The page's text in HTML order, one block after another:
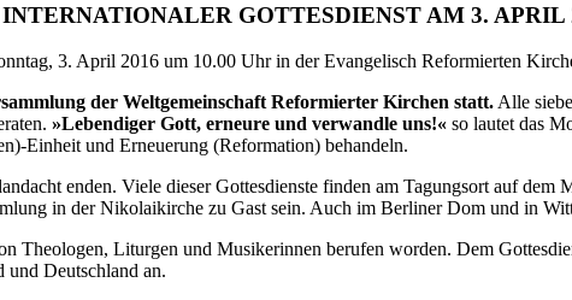
INTERNATIONALER GOTTESDIENST AM 3. APRIL
3. April 2016 um 10.00 Uhr in der Evangelisch Reformierten
der Weltgemeinschaft Reformierter Kirchen statt.Alle
»Lebendiger Gott, erneure und verwandle uns!« so lautet das
Einheit und Erneuerung (Reformation) behandeln.
enden. Viele dieser Gottesdienste finden am Tagungsort auf dem
in der Nikolaikirche zu Gast sein. Auch im Berliner Dom und in
Theologen, Liturgen und Musikerinnen berufen worden. Dem
Deutschland an.